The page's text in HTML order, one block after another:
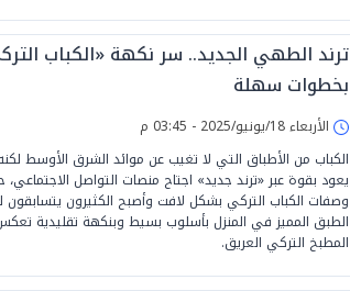
ترند الطهي الجديد.. سر نكهة «الكباب
بخطوات سهلة
الأربعاء 18/يونيو/2025 - 03:45 م
الكباب من الأطباق التي لا تغيب عن موائد الشرق الأوسط
يعود بقوة عبر «ترند جديد» اجتاح منصات التواصل الاجتماعي،
وصفات الكباب التركي بشكل لافت وأصبح الكثيرون يتسابقون
الطبق المميز في المنزل بأسلوب بسيط وبنكهة تقليدية
المطبخ التركي العريق.